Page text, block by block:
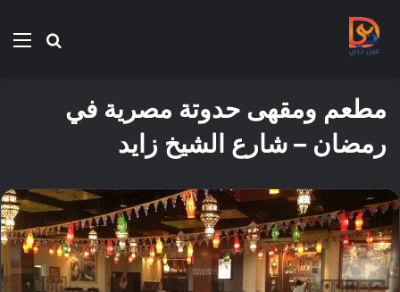
بحث
مطعم ومقهى حدوتة مصرية في
رمضان – شارع الشيخ زايد